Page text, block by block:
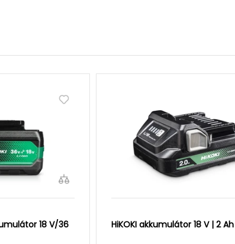
18 V/36
HiKOKI akkumulátor 18 V | 2 Ah